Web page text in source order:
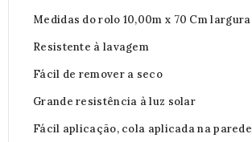
Medidas do rolo 10,00m x 70 Cm largura
Resistente à lavagem
Fácil de remover a seco
Grande resistência à luz solar
Fácil aplicação, cola aplicada na parede